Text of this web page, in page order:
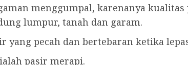
menggumpal, karenanya
lumpur, tanah dan garam.
yang pecah dan bertebaran ketika
pasir merapi.